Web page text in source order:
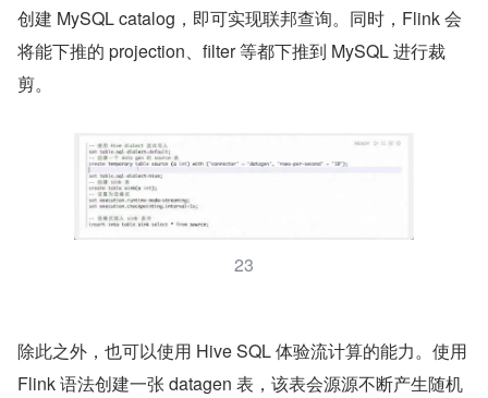
创建 MySQL catalog，即可实现联邦查询。同时，Flink 会
将能下推的 projection、filter 等都下推到 MySQL 进行裁
剪。
23
除此之外，也可以使用 Hive SQL 体验流计算的能力。使用
Flink 语法创建一张 datagen 表，该表会源源不断产生随机